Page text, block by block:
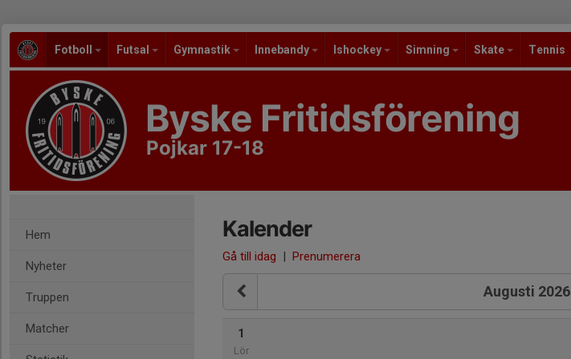
Fotboll Futsal Gymnastik Innebandy Ishockey Simning Skate Tennis
Byske Fritidsförening
Pojkar 17-18
Hem
Nyheter
Truppen
Matcher
Kalender
Gå till idag | Prenumerera
Augusti 2026
1
Lör